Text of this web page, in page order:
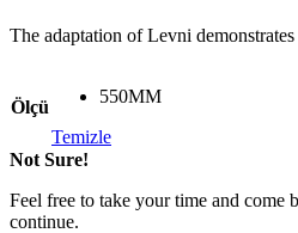
The adaptation of Levni
Ölçü
550MM
Temizle
Not Sure!
Feel free to take your time and come
continue.